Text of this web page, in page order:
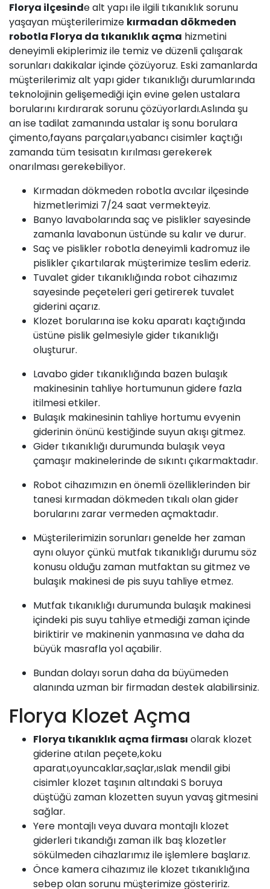
Florya ilçesinde alt yapı ile ilgili tıkanıklık sorunu
yaşayan müşterilerimize kırmadan dökmeden
robotla Florya da tıkanıklık açma hizmetini
deneyimli ekiplerimiz ile temiz ve düzenli çalışarak
sorunları dakikalar içinde çözüyoruz. Eski zamanlarda
müşterilerimiz alt yapı gider tıkanıklığı durumlarında
teknolojinin gelişemediği için evine gelen ustalara
borularını kırdırarak sorunu çözüyorlardı.Aslında şu
an ise tadilat zamanında ustalar iş sonu borulara
çimento,fayans parçaları,yabancı cisimler kaçtığı
zamanda tüm tesisatın kırılması gerekerek
onarılması gerekebiliyor.
Kırmadan dökmeden robotla avcılar ilçesinde
hizmetlerimizi 7/24 saat vermekteyiz.
Banyo lavabolarında saç ve pislikler sayesinde
zamanla lavabonun üstünde su kalır ve durur.
Saç ve pislikler robotla deneyimli kadromuz ile
pislikler çıkartılarak müşterimize teslim ederiz.
Tuvalet gider tıkanıklığında robot cihazımız
sayesinde peçeteleri geri getirerek tuvalet
giderini açarız.
Klozet borularına ise koku aparatı kaçtığında
üstüne pislik gelmesiyle gider tıkanıklığı
oluşturur.
Lavabo gider tıkanıklığında bazen bulaşık
makinesinin tahliye hortumunun gidere fazla
itilmesi etkiler.
Bulaşık makinesinin tahliye hortumu evyenin
giderinin önünü kestiğinde suyun akışı gitmez.
Gider tıkanıklığı durumunda bulaşık veya
çamaşır makinelerinde de sıkıntı çıkarmaktadır.
Robot cihazımızın en önemli özelliklerinden bir
tanesi kırmadan dökmeden tıkalı olan gider
borularını zarar vermeden açmaktadır.
Müşterilerimizin sorunları genelde her zaman
aynı oluyor çünkü mutfak tıkanıklığı durumu söz
konusu olduğu zaman mutfaktan su gitmez ve
bulaşık makinesi de pis suyu tahliye etmez.
Mutfak tıkanıklığı durumunda bulaşık makinesi
içindeki pis suyu tahliye etmediği zaman içinde
biriktirir ve makinenin yanmasına ve daha da
büyük masrafla yol açabilir.
Bundan dolayı sorun daha da büyümeden
alanında uzman bir firmadan destek alabilirsiniz.
Florya Klozet Açma
Florya tıkanıklık açma firması olarak klozet
giderine atılan peçete,koku
aparatı,oyuncaklar,saçlar,ıslak mendil gibi
cisimler klozet taşının altındaki S boruya
düştüğü zaman klozetten suyun yavaş gitmesini
sağlar.
Yere montajlı veya duvara montajlı klozet
giderleri tıkandığı zaman ilk baş klozetler
sökülmeden cihazlarımız ile işlemlere başlarız.
Önce kamera cihazımız ile klozet tıkanıklığına
sebep olan sorunu müşterimize gösteririz.